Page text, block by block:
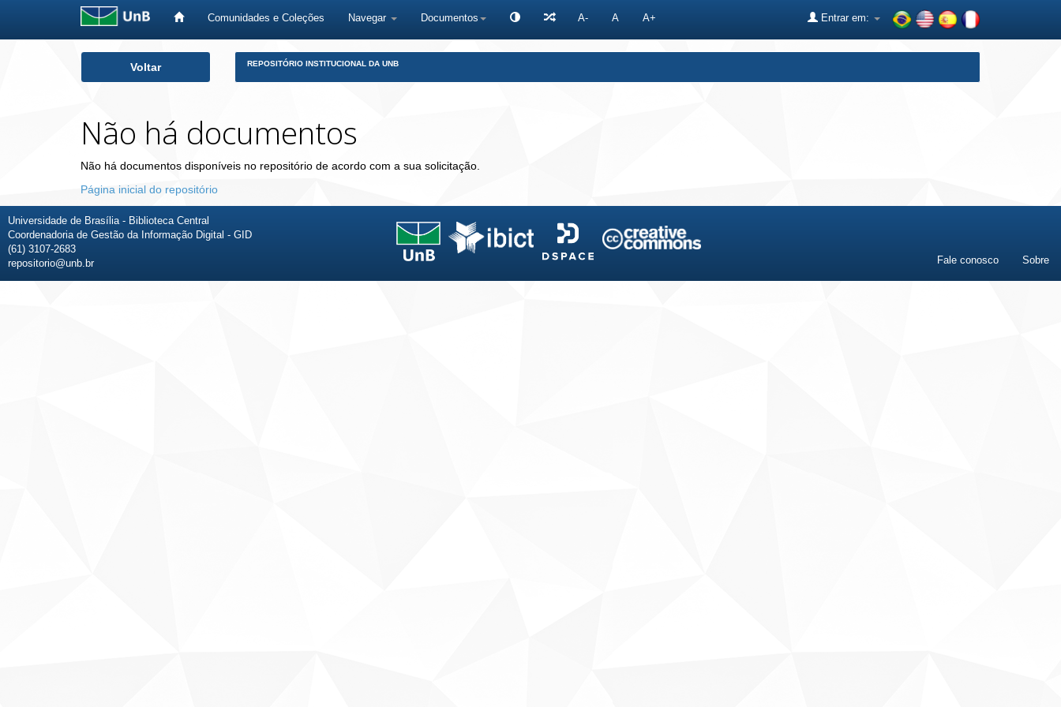
Comunidades e Coleções Navegar Documentos A- A A+ Entrar em:
Voltar REPOSITÓRIO INSTITUCIONAL DA UNB
Não há documentos
Não há documentos disponíveis no repositório de acordo com a sua solicitação.
Página inicial do repositório
Universidade de Brasília - Biblioteca Central
Coordenadoria de Gestão da Informação Digital - GID
(61) 3107-2683
repositorio@unb.br
Fale conosco Sobre